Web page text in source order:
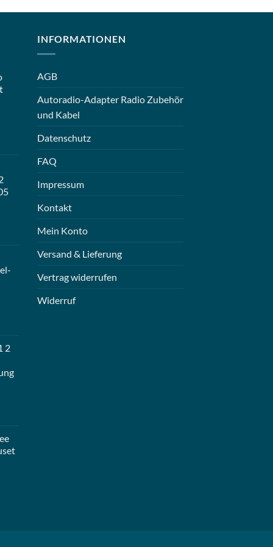
2
INFORMATIONEN
AGB
Autoradio-Adapter Radio Zubehör
und Kabel
Datenschutz
FAQ
Impressum
Kontakt
Mein Konto
Versand & Lieferung
Vertrag widerrufen
Widerruf